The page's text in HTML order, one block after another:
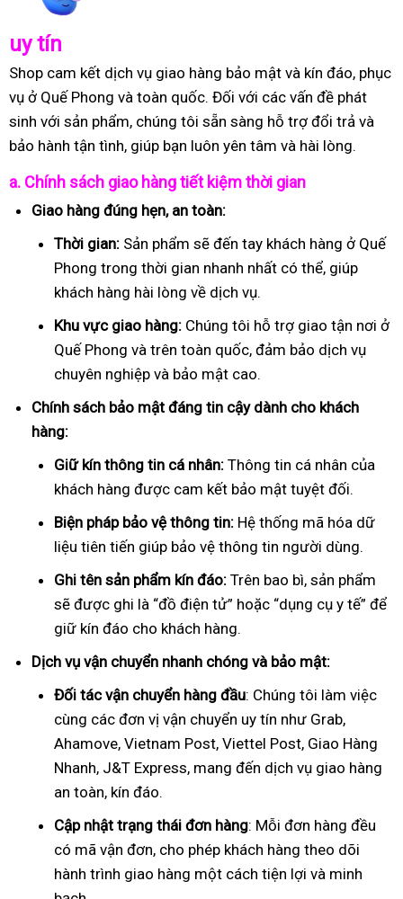
uy tín
Shop cam kết dịch vụ giao hàng bảo mật và kín đáo, phục
vụ ở Quế Phong và toàn quốc. Đối với các vấn đề phát
sinh với sản phẩm, chúng tôi sẵn sàng hỗ trợ đổi trả và
bảo hành tận tình, giúp bạn luôn yên tâm và hài lòng.
a. Chính sách giao hàng tiết kiệm thời gian
Giao hàng đúng hẹn, an toàn:
Thời gian: Sản phẩm sẽ đến tay khách hàng ở Quế
Phong trong thời gian nhanh nhất có thể, giúp
khách hàng hài lòng về dịch vụ.
Khu vực giao hàng: Chúng tôi hỗ trợ giao tận nơi ở
Quế Phong và trên toàn quốc, đảm bảo dịch vụ
chuyên nghiệp và bảo mật cao.
Chính sách bảo mật đáng tin cậy dành cho khách
hàng:
Giữ kín thông tin cá nhân: Thông tin cá nhân của
khách hàng được cam kết bảo mật tuyệt đối.
Biện pháp bảo vệ thông tin: Hệ thống mã hóa dữ
liệu tiên tiến giúp bảo vệ thông tin người dùng.
Ghi tên sản phẩm kín đáo: Trên bao bì, sản phẩm
sẽ được ghi là “đồ điện tử” hoặc “dụng cụ y tế” để
giữ kín đáo cho khách hàng.
Dịch vụ vận chuyển nhanh chóng và bảo mật:
Đối tác vận chuyển hàng đầu: Chúng tôi làm việc
cùng các đơn vị vận chuyển uy tín như Grab,
Ahamove, Vietnam Post, Viettel Post, Giao Hàng
Nhanh, J&T Express, mang đến dịch vụ giao hàng
an toàn, kín đáo.
Cập nhật trạng thái đơn hàng: Mỗi đơn hàng đều
có mã vận đơn, cho phép khách hàng theo dõi
hành trình giao hàng một cách tiện lợi và minh